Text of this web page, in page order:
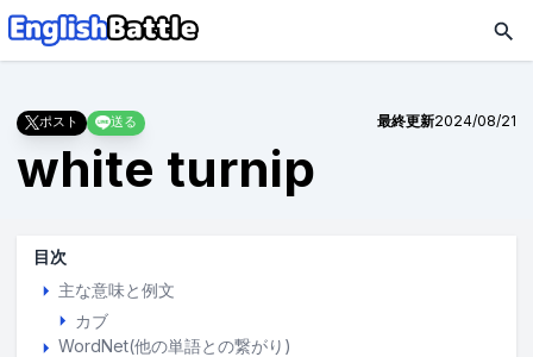
ポスト 送る 最終更新2024/08/21
white turnip
目次
主な意味と例文
カブ
WordNet(他の単語との繋がり)